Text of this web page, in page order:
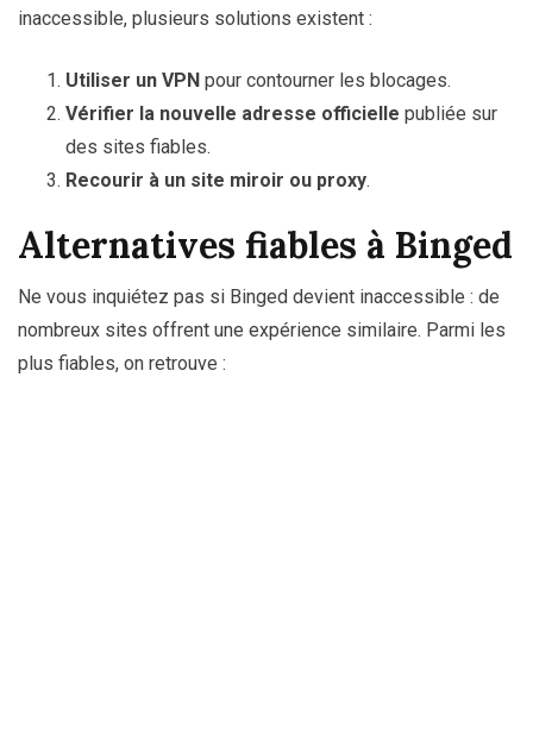
inaccessible, plusieurs solutions existent :
Utiliser un VPN pour contourner les blocages.
Vérifier la nouvelle adresse officielle publiée sur
des sites fiables.
Recourir à un site miroir ou proxy.
Alternatives fiables à Binged
Ne vous inquiétez pas si Binged devient inaccessible : de
nombreux sites offrent une expérience similaire. Parmi les
plus fiables, on retrouve :